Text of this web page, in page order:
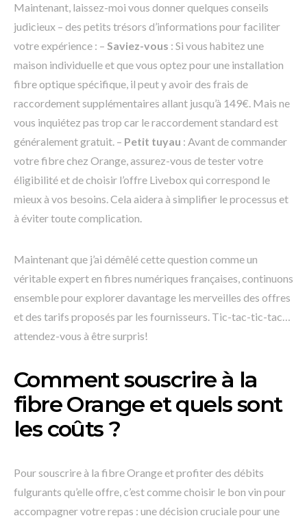
Maintenant, laissez-moi vous donner quelques conseils
judicieux – des petits trésors d’informations pour faciliter
votre expérience : – Saviez-vous : Si vous habitez une
maison individuelle et que vous optez pour une installation
fibre optique spécifique, il peut y avoir des frais de
raccordement supplémentaires allant jusqu’à 149€. Mais ne
vous inquiétez pas trop car le raccordement standard est
généralement gratuit. – Petit tuyau : Avant de commander
votre fibre chez Orange, assurez-vous de tester votre
éligibilité et de choisir l’offre Livebox qui correspond le
mieux à vos besoins. Cela aidera à simplifier le processus et
à éviter toute complication.
Maintenant que j’ai démêlé cette question comme un
véritable expert en fibres numériques françaises, continuons
ensemble pour explorer davantage les merveilles des offres
et des tarifs proposés par les fournisseurs. Tic-tac-tic-tac…
attendez-vous à être surpris!
Comment souscrire à la
fibre Orange et quels sont
les coûts ?
Pour souscrire à la fibre Orange et profiter des débits
fulgurants qu’elle offre, c’est comme choisir le bon vin pour
accompagner votre repas : une décision cruciale pour une